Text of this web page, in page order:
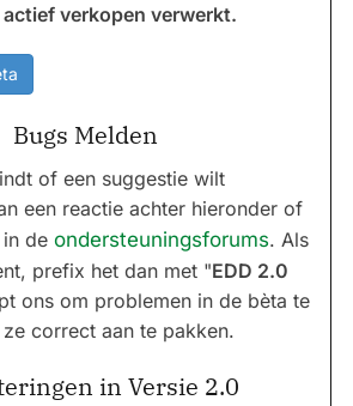
verkopen verwerkt.
Bugs Melden
of een suggestie wilt
een reactie achter hieronder of
de ondersteuningsforums. Als
prefix het dan met "EDD 2.0
ons om problemen in de bèta te
correct aan te pakken.
in Versie 2.0